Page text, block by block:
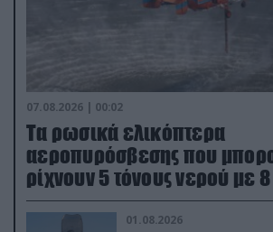
07.08.2026 | 00:02
Τα ρωσικά ελικόπτερα
αεροπυρόσβεσης που
ρίχνουν 5 τόνους νερού με
01.08.2026